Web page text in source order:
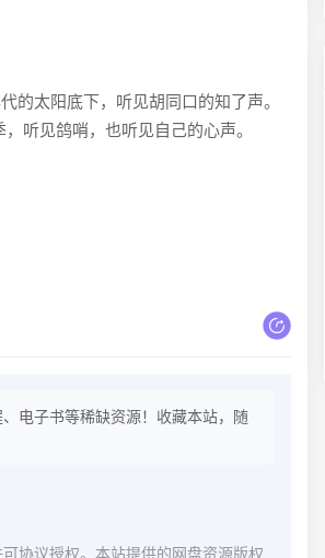
的太阳底下，听见胡同口的知了声。
听见鸽哨，也听见自己的心声。
电子书等稀缺资源！收藏本站，随
协议授权。本站提供的网盘资源版权